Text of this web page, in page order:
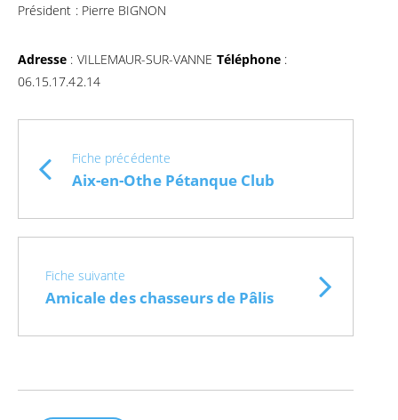
Président : Pierre BIGNON
Adresse : VILLEMAUR-SUR-VANNE Téléphone:
06.15.17.42.14
Fiche précédente
Aix-en-Othe Pétanque Club
Fiche suivante
Amicale des chasseurs de Pâlis